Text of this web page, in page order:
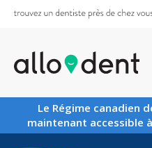
Le Régime canadien
maintenant accessible